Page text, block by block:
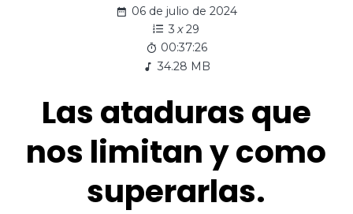
06 de julio de 2024
3 x29
00:37:26
34.28 MB
Las ataduras que
nos limitan y como
superarlas.